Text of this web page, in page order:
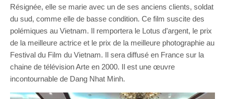
Résignée, elle se marie avec un de ses anciens clients, soldat
du sud, comme elle de basse condition. Ce film suscite des
polémiques au Vietnam. Il remportera le Lotus d’argent, le prix
de la meilleure actrice et le prix de la meilleure photographie au
Festival du Film du Vietnam. Il sera diffusé en France sur la
chaine de télévision Arte en 2000. Il est une œuvre
incontournable de Dang Nhat Minh.